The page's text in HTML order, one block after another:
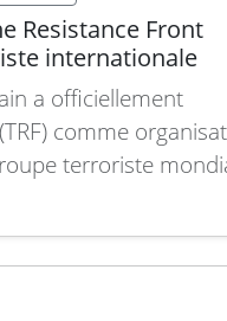
Resistance Front
internationale
a officiellement
comme
terroriste
la
avril 2025 à